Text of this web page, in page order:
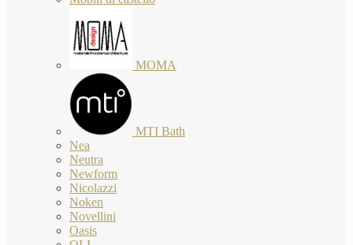
MOMA
MTI Bath
Nea
Neutra
Newform
Nicolazzi
Noken
Novellini
Oasis